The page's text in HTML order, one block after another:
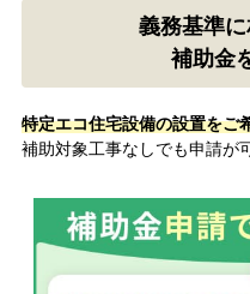
義務基準
補助金
特定エコ住宅設備の設置をご
補助対象工事なしでも申請が